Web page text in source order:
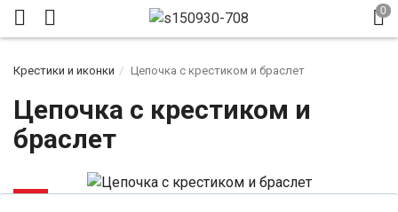
Крестики и иконки Цепочка с крестиком и браслет
Цепочка с крестиком и
браслет
-6%